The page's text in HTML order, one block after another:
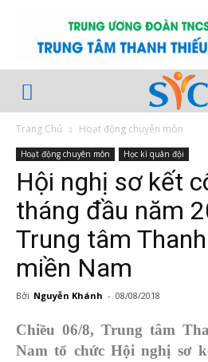
Trang Chủ Hoạt động chuyên môn
Hoạt động chuyên môn Học kì quân đội
Hội nghị sơ kết
tháng đầu năm
Trung tâm
miền Nam
Bởi Nguyễn Khánh - 08/08/2018
Chiều 06/8, Trung tâm
Nam tổ chức Hội nghị sơ